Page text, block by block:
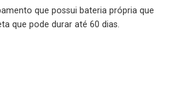
que possui bateria própria que
que pode durar até 60 dias.